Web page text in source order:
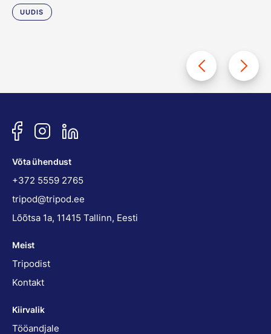
UUDIS
Võta ühendust
+372 5559 2765
tripod@tripod.ee
Lõõtsa 1a, 11415 Tallinn, Eesti
Meist
Tripodist
Kontakt
Kiirvalik
Tööandjale